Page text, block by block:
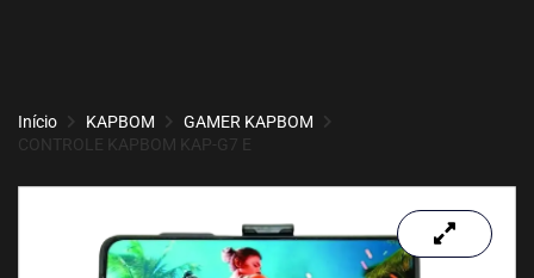
Início KAPBOM
GAMER KAPBOM
CONTROLE KAPBOM KAP-G7 E